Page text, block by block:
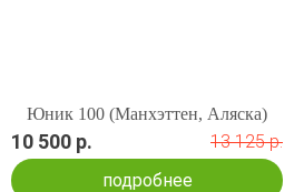
Юник 100 (Манхэттен, Аляска)
10 500 р.
13 125 р.
подробнее